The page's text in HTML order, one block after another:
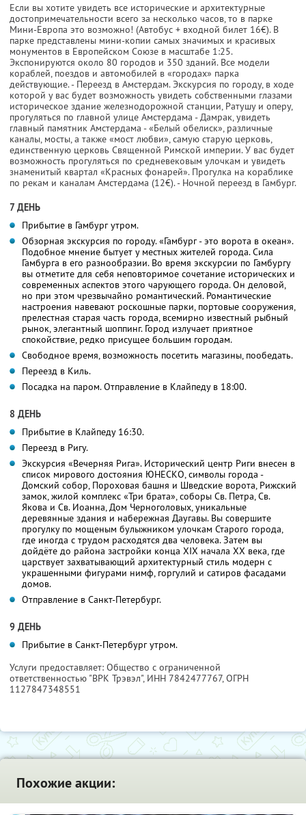
Если вы хотите увидеть все исторические и архитектурные
достопримечательности всего за несколько часов, то в парке
Мини-Европа это возможно! (Автобус + входной билет 16€). В
парке представлены мини-копии самых значимых и красивых
монументов в Европейском Союзе в масштабе 1:25.
Экспонируются около 80 городов и 350 зданий. Все модели
кораблей, поездов и автомобилей в «городах» парка
действующие. - Переезд в Амстердам. Экскурсия по городу, в ходе
которой у вас будет возможность увидеть собственными глазами
историческое здание железнодорожной станции, Ратушу и оперу,
прогуляться по главной улице Амстердама - Дамрак, увидеть
главный памятник Амстердама - «Белый обелиск», различные
каналы, мосты, а также «мост любви», самую старую церковь,
единственную церковь Священной Римской империи. У вас будет
возможность прогуляться по средневековым улочкам и увидеть
знаменитый квартал «Красных фонарей». Прогулка на кораблике
по рекам и каналам Амстердама (12€). - Ночной переезд в Гамбург.
7 ДЕНЬ
Прибытие в Гамбург утром.
Обзорная экскурсия по городу. «Гамбург - это ворота в океан».
Подобное мнение бытует у местных жителей города. Сила
Гамбурга в его разнообразии. Во время экскурсии по Гамбургу
вы отметите для себя неповторимое сочетание исторических и
современных аспектов этого чарующего города. Он деловой,
но при этом чрезвычайно романтический. Романтические
настроения навевают роскошные парки, портовые сооружения,
прелестная старая часть города, всемирно известный рыбный
рынок, элегантный шоппинг. Город излучает приятное
спокойствие, редко присущее большим городам.
Свободное время, возможность посетить магазины, пообедать.
Переезд в Киль.
Посадка на паром. Отправление в Клайпеду в 18:00.
8 ДЕНЬ
Прибытие в Клайпеду 16:30.
Переезд в Ригу.
Экскурсия «Вечерняя Рига». Исторический центр Риги внесен в
список мирового достояния ЮНЕСКО, символы города -
Домский собор, Пороховая башня и Шведские ворота, Рижский
замок, жилой комплекс «Три брата», соборы Св. Петра, Св.
Якова и Св. Иоанна, Дом Черноголовых, уникальные
деревянные здания и набережная Даугавы. Вы совершите
прогулку по мощеным булыжником улочкам Старого города,
где иногда с трудом расходятся два человека. Затем вы
дойдёте до района застройки конца XIX начала XX века, где
царствует захватывающий архитектурный стиль модерн с
украшенными фигурами нимф, горгулий и сатиров фасадами
домов.
Отправление в Санкт-Петербург.
9 ДЕНЬ
Прибытие в Санкт-Петербург утром.
Услуги предоставляет: Общество с ограниченной
ответственностью "ВРК Трэвэл", ИНН 7842477767, ОГРН
1127847348551
Похожие акции: